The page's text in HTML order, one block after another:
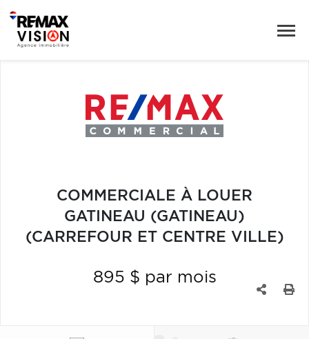
COMMERCIALE À LOUER
GATINEAU (GATINEAU)
(CARREFOUR ET CENTRE VILLE)
895 $ par mois